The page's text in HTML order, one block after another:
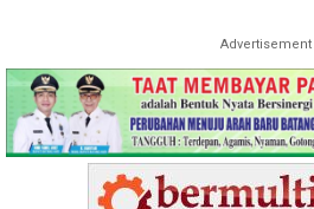
Advertisement